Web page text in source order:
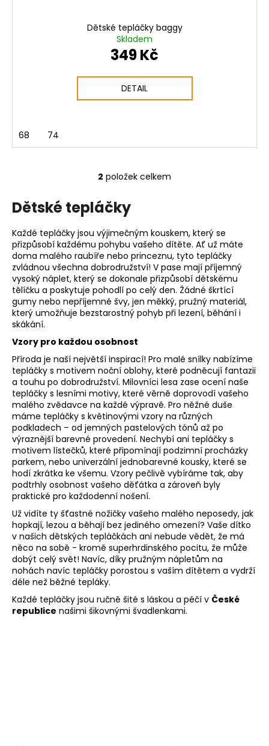
Dětské tepláčky baggy
Skladem
349 Kč
DETAIL
68 74
O
d
a
c
í
p
r
v
y
v
ý
p
i
s
u
2 položek celkem
Dětské tepláčky
Každé tepláčky jsou výjimečným kouskem, který se
přizpůsobí každému pohybu vašeho dítěte. Ať už máte
doma malého raubíře nebo princeznu, tyto tepláčky
zvládnou všechna dobrodružství! V pase mají příjemný
vysoký náplet, který se dokonale přizpůsobí dětskému
tělíčku a poskytuje pohodlí po celý den. Žádné škrtící
gumy nebo nepříjemné švy, jen měkký, pružný materiál,
který umožňuje bezstarostný pohyb při lezení, běhání i
skákání.
Vzory pro každou osobnost
Příroda je naší největší inspirací! Pro malé snílky nabízíme
tepláčky s motivem noční oblohy, které podněcují fantazii
a touhu po dobrodružství. Milovníci lesa zase ocení naše
tepláčky s lesními motivy, které věrně doprovodí vašeho
malého zvědavce na každé výpravě. Pro něžné duše
máme tepláčky s květinovými vzory na různých
podkladech – od jemných pastelových tónů až po
výraznější barevné provedení. Nechybí ani tepláčky s
motivem lístečků, které připomínají podzimní procházky
parkem, nebo univerzální jednobarevné kousky, které se
hodí zkrátka ke všemu. Vzory pečlivě vybíráme tak, aby
podtrhly osobnost vašeho děťátka a zároveň byly
praktické pro každodenní nošení.
Už vidíte ty šťastné nožičky vašeho malého neposedy, jak
hopkají, lezou a běhají bez jediného omezení? Vaše dítko
v našich dětských tepláčkách ani nebude vědět, že má
něco na sobě - kromě superhrdinského pocitu, že může
dobýt celý svět! Navíc, díky pružným nápletům na
nohách navíc tepláčky porostou s vaším dítětem a vydrží
déle než běžné tepláky.
Každé tepláčky jsou ručně šité s láskou a péčí v České
republice našimi šikovnými švadlenkami.